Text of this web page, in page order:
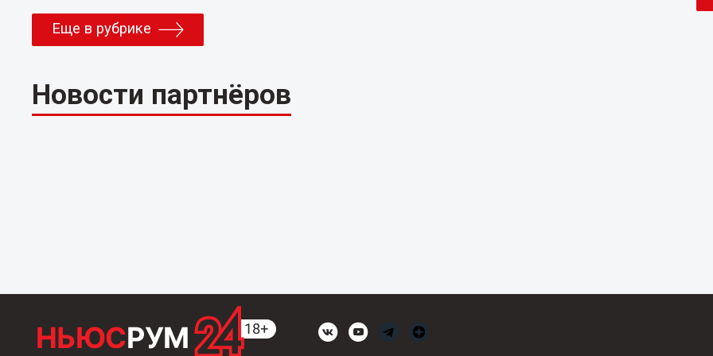
Еще в рубрике
Новости партнёров